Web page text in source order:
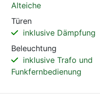
Alteiche
Türen
inklusive Dämpfung
Beleuchtung
inklusive Trafo und
Funkfernbedienung